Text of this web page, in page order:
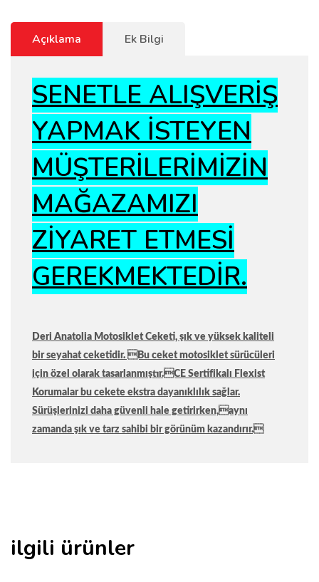
Açıklama Ek Bilgi
SENETLE ALIŞVERİŞ
YAPMAK İSTEYEN
MÜŞTERİLERİMİZİN
MAĞAZAMIZI
ZİYARET ETMESİ
GEREKMEKTEDİR.
Deri Anatolia Motosiklet Ceketi, şık ve yüksek kaliteli
bir seyahat ceketidir. Bu ceket motosiklet sürücüleri
için özel olarak tasarlanmıştır.CE Sertifikalı Flexist
Korumalar bu cekete ekstra dayanıklılık sağlar.
Sürüşlerinizi daha güvenli hale getirirken,aynı
zamanda şık ve tarz sahibi bir görünüm kazandırır.
ilgili ürünler